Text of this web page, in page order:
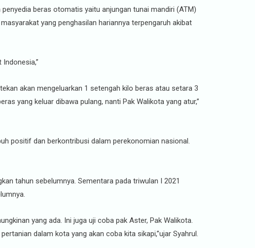
beras otomatis yaitu anjungan tunai mandiri (ATM)
yang penghasilan hariannya terpengaruh akibat
akan mengeluarkan 1 setengah kilo beras atau setara 3
yang keluar dibawa pulang, nanti Pak Walikota yang atur,”
positif dan berkontribusi dalam perekonomian nasional.
tahun sebelumnya. Sementara pada triwulan I 2021
yang ada. Ini juga uji coba pak Aster, Pak Walikota.
dalam kota yang akan coba kita sikapi,”ujar Syahrul.